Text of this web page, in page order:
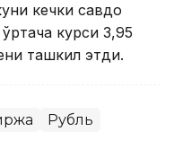
кечки савдо
курси 3,95
ташкил этди.
Рубль